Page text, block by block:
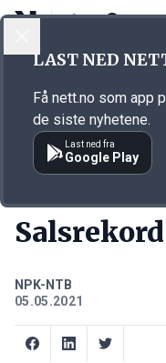
Annonsørinnhold
NPK-NTB
05.05.2021
LAST NED
Få nett.no som app
de siste nyhetene.
Last ned fra
Google Play